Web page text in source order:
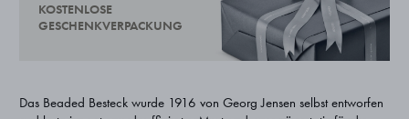
KOSTENLOSE
GESCHENKVERPACKUNG
Das Beaded Besteck wurde 1916 von Georg Jensen selbst entworfen